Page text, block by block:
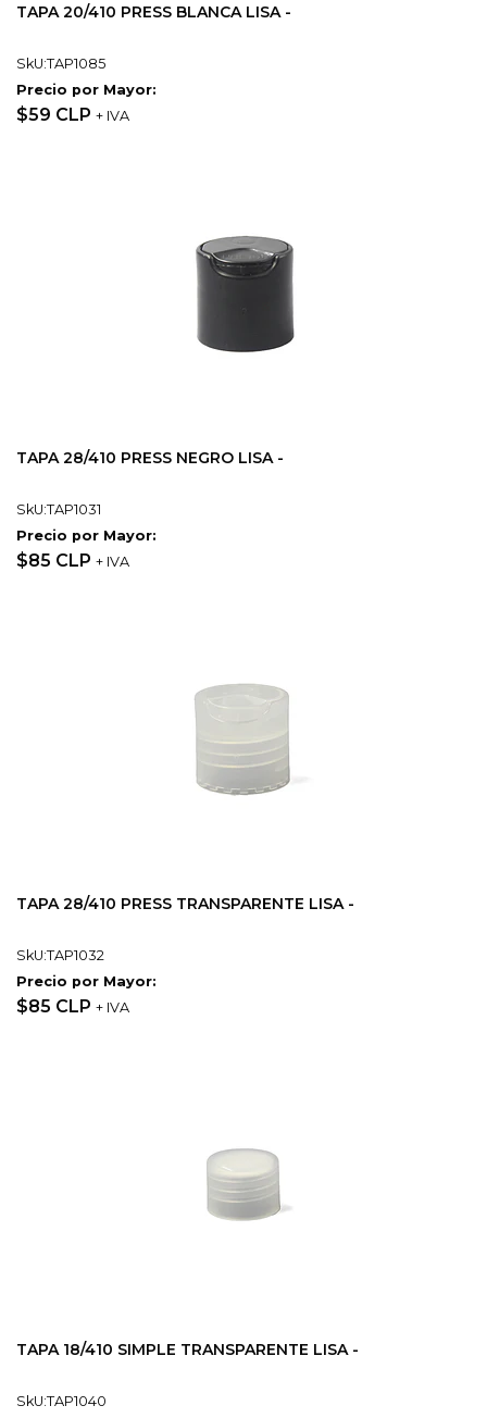
TAPA 20/410 PRESS BLANCA LISA -
SkU:TAP1085
Precio por Mayor:
$59 CLP + IVA
TAPA 28/410 PRESS NEGRO LISA -
SkU:TAP1031
Precio por Mayor:
$85 CLP + IVA
TAPA 28/410 PRESS TRANSPARENTE LISA -
SkU:TAP1032
Precio por Mayor:
$85 CLP + IVA
TAPA 18/410 SIMPLE TRANSPARENTE LISA -
SkU:TAP1040